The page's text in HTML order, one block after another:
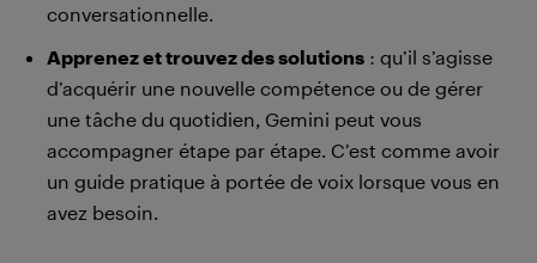
conversationnelle.
Apprenez et trouvez des solutions : qu’il s’agisse
d’acquérir une nouvelle compétence ou de gérer
une tâche du quotidien, Gemini peut vous
accompagner étape par étape. C’est comme avoir
un guide pratique à portée de voix lorsque vous en
avez besoin.